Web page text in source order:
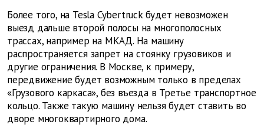
Более того, на Tesla Cybertruck будет невозможен
выезд дальше второй полосы на многополосных
трассах, например на МКАД. На машину
распространяется запрет на стоянку грузовиков и
другие ограничения. В Москве, к примеру,
передвижение будет возможным только в пределах
«Грузового каркаса», без въезда в Третье транспортное
кольцо. Также такую машину нельзя будет ставить во
дворе многоквартирного дома.